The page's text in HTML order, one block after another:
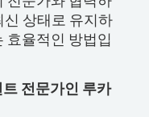
신 상태로 유지하
효율적인 방법입
전문가인 루카